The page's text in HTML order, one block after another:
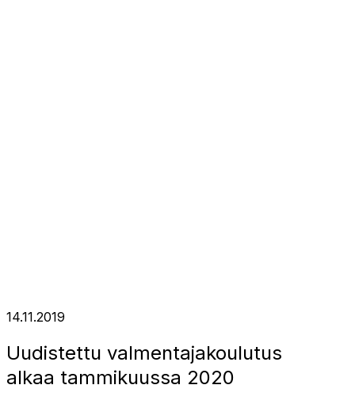
14.11.2019
Uudistettu valmentajakoulutus
alkaa tammikuussa 2020